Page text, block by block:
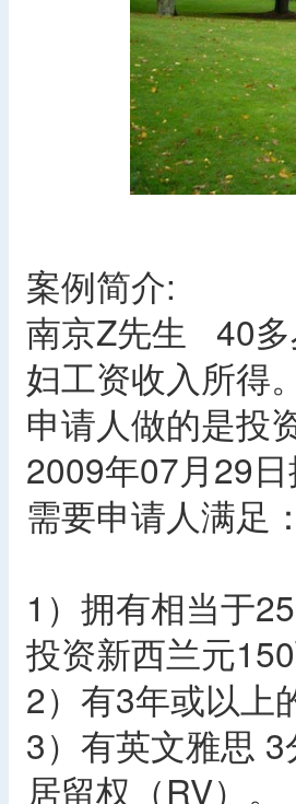
案例简介:
南京Z先生 40多
妇工资收入所得。
申请人做的是投
2009年07月29日
需要申请人满足：
1）拥有相当于
投资新西兰元
2）有3年或以上
3）有英文雅思
居留权（RV）